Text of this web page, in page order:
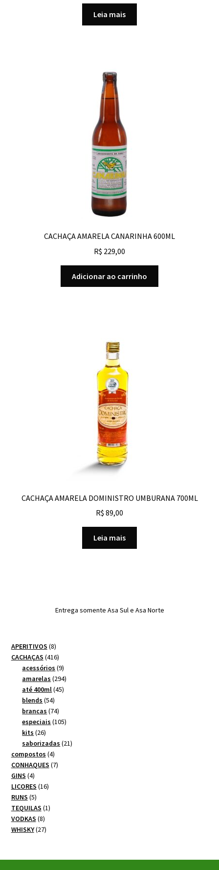
Leia mais
CACHAÇA AMARELA CANARINHA 600ML
R$ 229,00
Adicionar ao carrinho
CACHAÇA AMARELA DOMINISTRO UMBURANA 700ML
R$ 89,00
Leia mais
Entrega somente Asa Sul e Asa Norte
APERITIVOS 88
produtos
CACHAÇAS 416416
produtos
acessórios 99
produtos
amarelas 294294
até 400ml 4545
blends 5454
produtos
brancas 7474
produtos
especiais 105105
kits 2626
produtos
saborizadas 2121
compostos 44
produtos
CONHAQUES 77
GINS 44
produtos
LICORES 1616
RUNS 55
produtos
TEQUILAS 11
VODKAS 88
produtos
WHISKY 2727